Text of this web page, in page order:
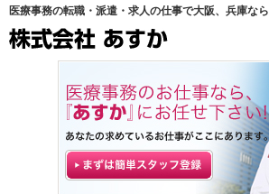
医療事務の転職・派遣・求人の仕事で大阪、兵庫なら